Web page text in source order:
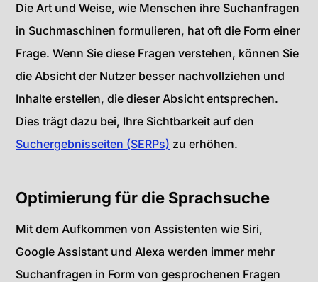
Die Art und Weise, wie Menschen ihre Suchanfragen
in Suchmaschinen formulieren, hat oft die Form einer
Frage. Wenn Sie diese Fragen verstehen, können Sie
die Absicht der Nutzer besser nachvollziehen und
Inhalte erstellen, die dieser Absicht entsprechen.
Dies trägt dazu bei, Ihre Sichtbarkeit auf den
Suchergebnisseiten (SERPs) zu erhöhen.
Optimierung für die Sprachsuche
Mit dem Aufkommen von Assistenten wie Siri,
Google Assistant und Alexa werden immer mehr
Suchanfragen in Form von gesprochenen Fragen